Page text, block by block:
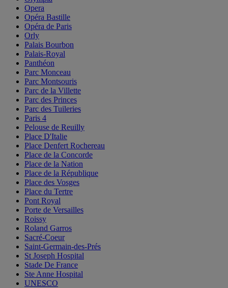
Opera
Opéra Bastille
Opéra de Paris
Orly
Palais Bourbon
Palais-Royal
Panthéon
Parc Monceau
Parc Montsouris
Parc de la Villette
Parc des Princes
Parc des Tuileries
Paris 4
Pelouse de Reuilly
Place D'Italie
Place Denfert Rochereau
Place de la Concorde
Place de la Nation
Place de la République
Place des Vosges
Place du Tertre
Pont Royal
Porte de Versailles
Roissy
Roland Garros
Sacré-Coeur
Saint-Germain-des-Prés
St Joseph Hospital
Stade De France
Ste Anne Hospital
UNESCO